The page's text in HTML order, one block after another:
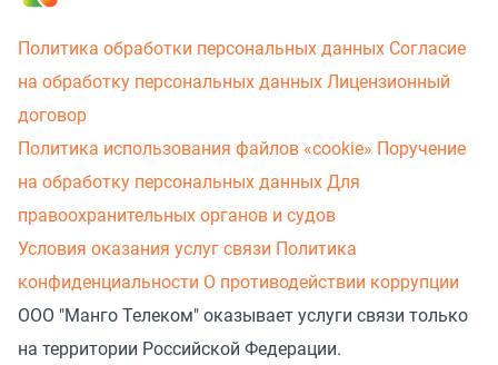
Политика обработки персональных данных Согласие
на обработку персональных данных Лицензионный
договор
Политика использования файлов «cookie» Поручение
на обработку персональных данных Для
правоохранительных органов и судов
Условия оказания услуг связи Политика
конфиденциальности О противодействии коррупции
ООО "Манго Телеком" оказывает услуги связи только
на территории Российской Федерации.